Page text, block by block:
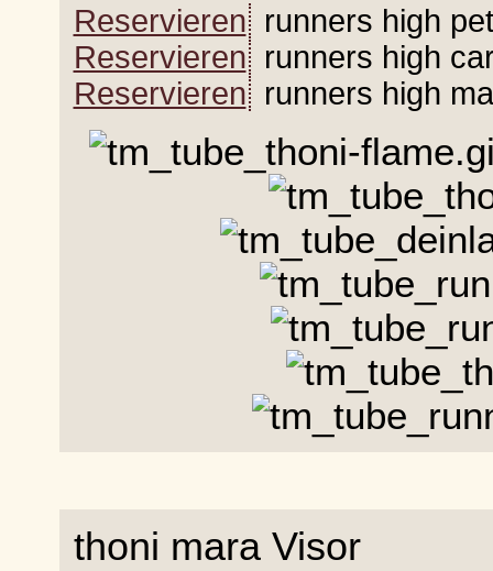
Reservieren runners high
Reservieren runners high
Reservieren runners high
thoni mara Visor